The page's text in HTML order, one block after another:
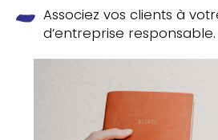
Asso­ciez vos clients à
d’entreprise responsable.